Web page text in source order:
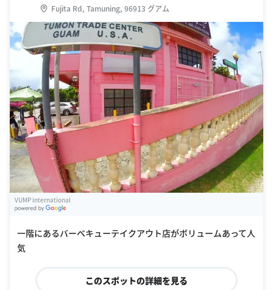
Fujita Rd, Tamuning, 96913 グアム
VUMP international
一階にあるバーベキューテイクアウト店がボリュームあって人
気
このスポットの詳細を見る